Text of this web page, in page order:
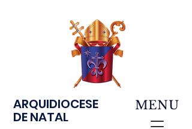
ARQUIDIOCESE
DE NATAL
MENU